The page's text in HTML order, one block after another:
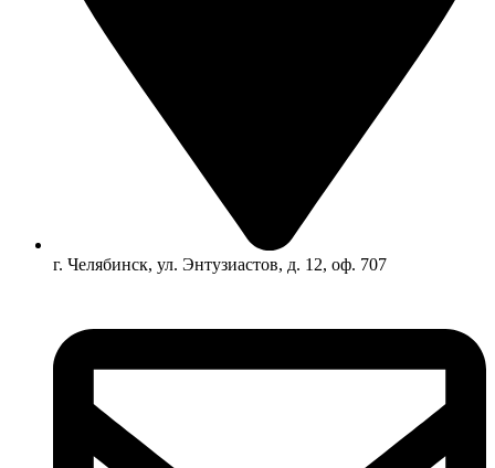
г. Челябинск, ул. Энтузиастов, д. 12, оф. 707